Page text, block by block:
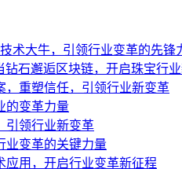
术大牛，引领行业变革的先锋
钻石邂逅区块链，开启珠宝行
，重塑信任，引领行业新变革
的变革力量
引领行业新变革
业变革的关键力量
应用，开启行业变革新征程